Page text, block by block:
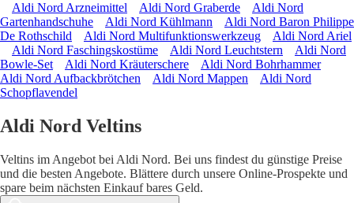
Aldi Nord Arzneimittel Aldi Nord Graberde
Aldi Nord
Gartenhandschuhe
Aldi Nord Kühlmann
Aldi Nord Baron Philippe
De Rothschild
Aldi Nord Multifunktionswerkzeug
Aldi Nord Ariel
Aldi Nord Faschingskostüme
Aldi Nord Leuchtstern
Aldi Nord
Bowle-Set
Aldi Nord Kräuterschere
Aldi Nord Bohrhammer
Aldi Nord Aufbackbrötchen
Aldi Nord Mappen
Aldi Nord
Schopflavendel
Aldi Nord Veltins
Veltins im Angebot bei Aldi Nord. Bei uns findest du günstige Preise
und die besten Angebote. Blättere durch unsere Online-Prospekte und
spare beim nächsten Einkauf bares Geld.